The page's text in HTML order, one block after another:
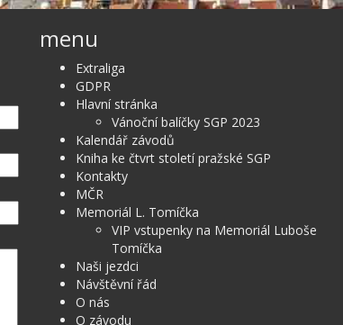
menu
Extraliga
GDPR
Hlavní stránka
Vánoční balíčky SGP 2023
Kalendář závodů
Kniha ke čtvrt století pražské SGP
Kontakty
MČR
Memoriál L. Tomíčka
VIP vstupenky na Memoriál Luboše
Tomíčka
Naši jezdci
Návštěvní řád
O nás
O závodu